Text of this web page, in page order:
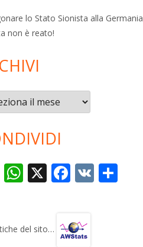
lo Stato Sionista alla Germania
non è reato!
T
gr
W
s
X F
b
V
del sito…